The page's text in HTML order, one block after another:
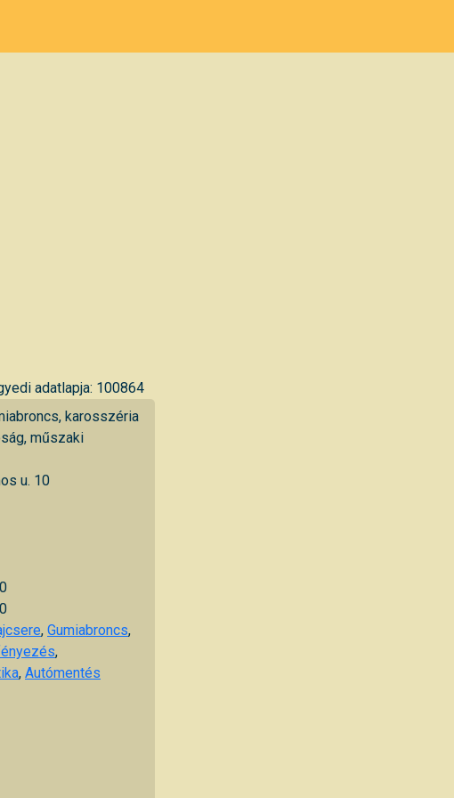
adatlapja: 100864
karosszéria
műszaki
u. 10
, Gumiabroncs,
,
, Autómentés